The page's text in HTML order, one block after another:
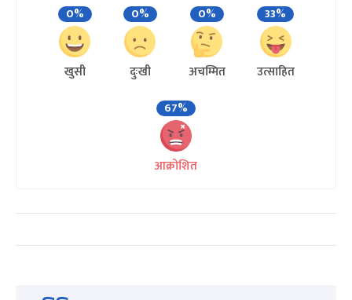
0%
खुसी
0%
दुःखी
0%
अचम्मित
33%
उत्साहित
67%
आक्रोशित